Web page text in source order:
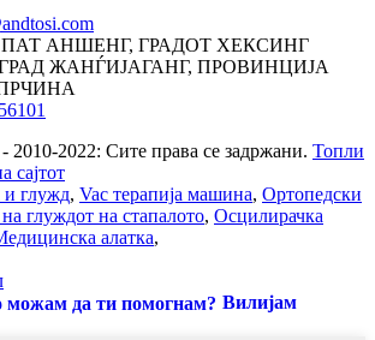
ПАТ АНШЕНГ, ГРАДОТ ХЕКСИНГ
ЖАНЃИЈАГАНГ, ПРОВИНЦИЈА
2010-2022: Сите права се задржани. Топли
сајтот
и глужд, Vac терапија машина, Ортопедски
глуждот на стапалото, Осцилирачка
алатка,
Вилијам